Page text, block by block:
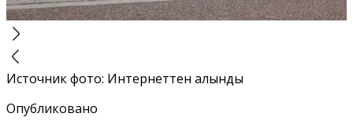
Источник фото: Интернеттен алынды
Опубликовано